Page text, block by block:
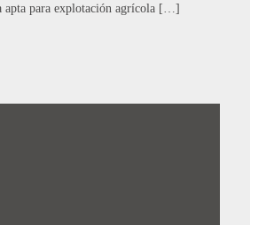
apta para explotación agrícola […]